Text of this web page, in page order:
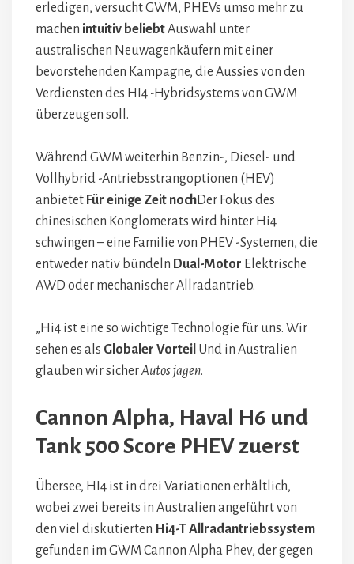
erledigen, versucht GWM, PHEVs umso mehr zu
machen intuitiv beliebtAuswahl unter
australischen Neuwagenkäufern mit einer
bevorstehenden Kampagne, die Aussies von den
Verdiensten des HI4 -Hybridsystems von GWM
überzeugen soll.
Während GWM weiterhin Benzin-, Diesel- und
Vollhybrid -Antriebsstrangoptionen (HEV)
anbietet Für einige Zeit nochDer Fokus des
chinesischen Konglomerats wird hinter Hi4
schwingen – eine Familie von PHEV -Systemen, die
entweder nativ bündeln Dual-Motor Elektrische
AWD oder mechanischer Allradantrieb.
„Hi4 ist eine so wichtige Technologie für uns. Wir
sehen es als Globaler Vorteil Und in Australien
glauben wir sicherAutos jagen.
Cannon Alpha, Haval H6 und
Tank 500 Score PHEV zuerst
Übersee, HI4 ist in drei Variationen erhältlich,
wobei zwei bereits in Australien angeführt von
den viel diskutierten Hi4-T Allradantriebssystem
gefunden im GWM Cannon Alpha Phev, der gegen